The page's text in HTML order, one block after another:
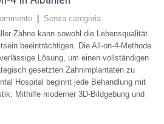
| Senza categoria
Zähne kann sowohl die Lebensqualität
beeinträchtigen. Die All-on-4-Methode
Lösung, um einen vollständigen
gesetzten Zahnimplantaten zu
Hospital beginnt jede Behandlung mit
Mithilfe moderner 3D-Bildgebung und